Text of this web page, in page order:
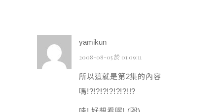
yamikun
2008-08-05 於 01:09:11
所以這就是第2集的內容
嗎!?!?!?!?!?!?!!?